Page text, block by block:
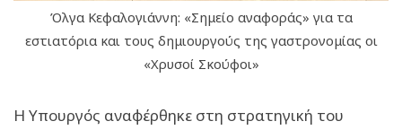
Όλγα Κεφαλογιάννη: «Σημείο αναφοράς» για τα
εστιατόρια και τους δημιουργούς της γαστρονομίας οι
«Χρυσοί Σκούφοι»
Η Υπουργός αναφέρθηκε στη στρατηγική του